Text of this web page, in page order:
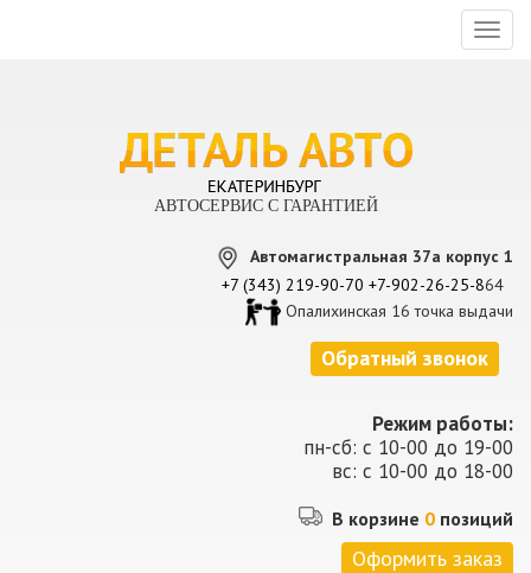
АВТОСЕРВИС С ГАРАНТИЕЙ
Автомагистральная 37а корпус 1
+7 (343) 219-90-70 +7-902-26-25-864
Опалихинская 16 точка выдачи
Обратный звонок
Режим работы:
пн-сб: с 10-00 до 19-00
вс: с 10-00 до 18-00
В корзине 0 позиций
Оформить заказ